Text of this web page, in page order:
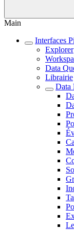
Main
Interfaces
Explorer
Data
Librairie
Data